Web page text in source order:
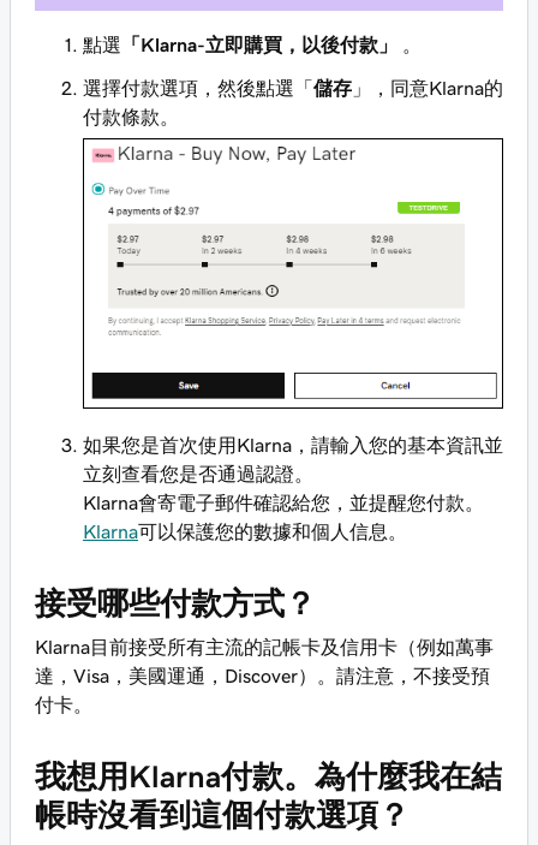
點選 「Klarna-立即購買，以後付款」
選擇付款選項，然後點選「 儲存 」，同意Klarna的
付款條款。
如果您是首次使用Klarna，請輸入您的基本資訊並
立刻查看您是否通過認證。
Klarna會寄電子郵件確認給您，並提醒您付款。
Klarna可以保護您的數據和個人信息。
接受哪些付款方式？
Klarna目前接受所有主流的記帳卡及信用卡（例如萬事
達，Visa，美國運通，Discover）。請注意，不接受預
付卡。
我想用Klarna付款。為什麼我在結
帳時沒看到這個付款選項？